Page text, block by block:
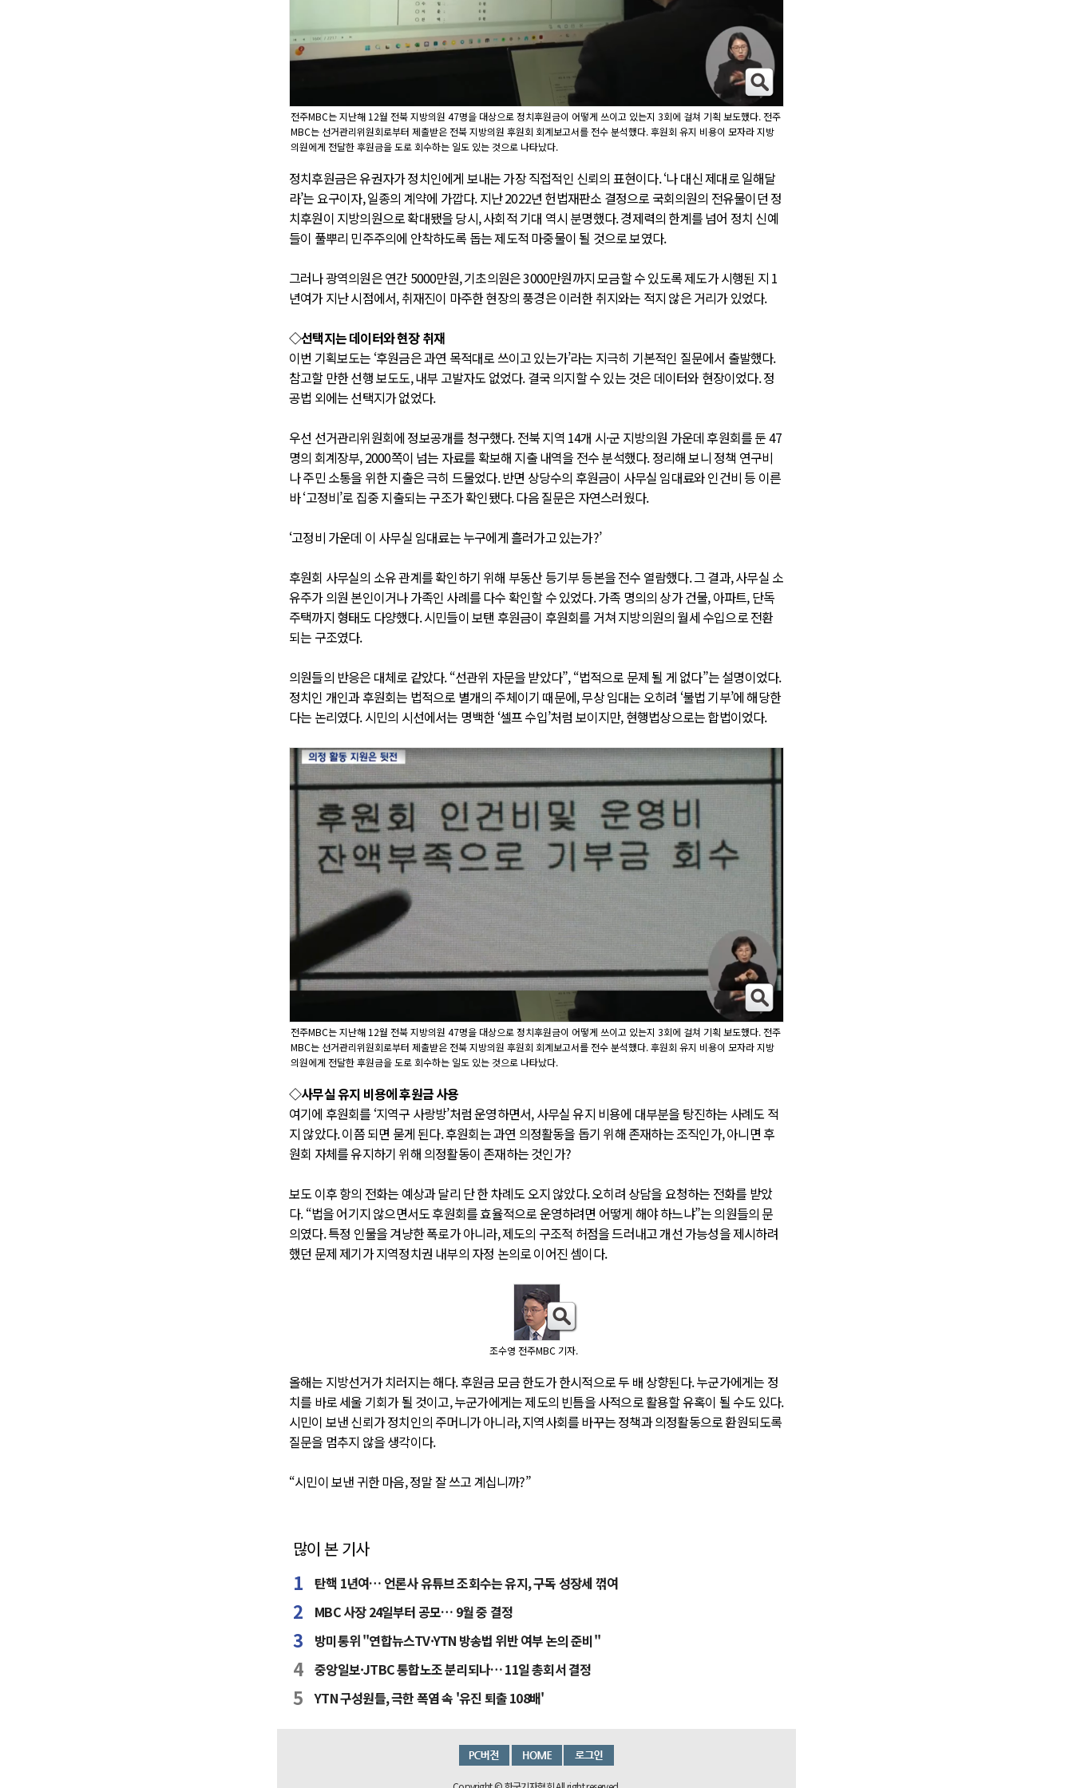
전주MBC는 지난해 12월 전북 지방의원 47명을 대상으로 정치후원금이 어떻게 쓰이고 있는지 3회에 걸쳐 기획 보도했다. 전주
MBC는 선거관리위원회로부터 제출받은 전북 지방의원 후원회 회계보고서를 전수 분석했다. 후원회 유지 비용이 모자라 지방
의원에게 전달한 후원금을 도로 회수하는 일도 있는 것으로 나타났다.
정치후원금은 유권자가 정치인에게 보내는 가장 직접적인 신뢰의 표현이다. ‘나 대신 제대로 일해달
라’는 요구이자, 일종의 계약에 가깝다. 지난 2022년 헌법재판소 결정으로 국회의원의 전유물이던 정
치후원이 지방의원으로 확대됐을 당시, 사회적 기대 역시 분명했다. 경제력의 한계를 넘어 정치 신예
들이 풀뿌리 민주주의에 안착하도록 돕는 제도적 마중물이 될 것으로 보였다.
그러나 광역의원은 연간 5000만원, 기초의원은 3000만원까지 모금할 수 있도록 제도가 시행된 지 1
년여가 지난 시점에서, 취재진이 마주한 현장의 풍경은 이러한 취지와는 적지 않은 거리가 있었다.
◇선택지는 데이터와 현장 취재
이번 기획보도는 ‘후원금은 과연 목적대로 쓰이고 있는가’라는 지극히 기본적인 질문에서 출발했다.
참고할 만한 선행 보도도, 내부 고발자도 없었다. 결국 의지할 수 있는 것은 데이터와 현장이었다. 정
공법 외에는 선택지가 없었다.
우선 선거관리위원회에 정보공개를 청구했다. 전북 지역 14개 시·군 지방의원 가운데 후원회를 둔 47
명의 회계장부, 2000쪽이 넘는 자료를 확보해 지출 내역을 전수 분석했다. 정리해 보니 정책 연구비
나 주민 소통을 위한 지출은 극히 드물었다. 반면 상당수의 후원금이 사무실 임대료와 인건비 등 이른
바 ‘고정비’로 집중 지출되는 구조가 확인됐다. 다음 질문은 자연스러웠다.
‘고정비 가운데 이 사무실 임대료는 누구에게 흘러가고 있는가?’
후원회 사무실의 소유 관계를 확인하기 위해 부동산 등기부 등본을 전수 열람했다. 그 결과, 사무실 소
유주가 의원 본인이거나 가족인 사례를 다수 확인할 수 있었다. 가족 명의의 상가 건물, 아파트, 단독
주택까지 형태도 다양했다. 시민들이 보탠 후원금이 후원회를 거쳐 지방의원의 월세 수입으로 전환
되는 구조였다.
의원들의 반응은 대체로 같았다. “선관위 자문을 받았다”, “법적으로 문제 될 게 없다”는 설명이었다.
정치인 개인과 후원회는 법적으로 별개의 주체이기 때문에, 무상 임대는 오히려 ‘불법 기부’에 해당한
다는 논리였다. 시민의 시선에서는 명백한 ‘셀프 수입’처럼 보이지만, 현행법상으로는 합법이었다.
전주MBC는 지난해 12월 전북 지방의원 47명을 대상으로 정치후원금이 어떻게 쓰이고 있는지 3회에 걸쳐 기획 보도했다. 전주
MBC는 선거관리위원회로부터 제출받은 전북 지방의원 후원회 회계보고서를 전수 분석했다. 후원회 유지 비용이 모자라 지방
의원에게 전달한 후원금을 도로 회수하는 일도 있는 것으로 나타났다.
◇사무실 유지 비용에 후원금 사용
여기에 후원회를 ‘지역구 사랑방’처럼 운영하면서, 사무실 유지 비용에 대부분을 탕진하는 사례도 적
지 않았다. 이쯤 되면 묻게 된다. 후원회는 과연 의정활동을 돕기 위해 존재하는 조직인가, 아니면 후
원회 자체를 유지하기 위해 의정활동이 존재하는 것인가?
보도 이후 항의 전화는 예상과 달리 단 한 차례도 오지 않았다. 오히려 상담을 요청하는 전화를 받았
다. “법을 어기지 않으면서도 후원회를 효율적으로 운영하려면 어떻게 해야 하느냐”는 의원들의 문
의였다. 특정 인물을 겨냥한 폭로가 아니라, 제도의 구조적 허점을 드러내고 개선 가능성을 제시하려
했던 문제 제기가 지역정치권 내부의 자정 논의로 이어진 셈이다.
조수영 전주MBC 기자.
올해는 지방선거가 치러지는 해다. 후원금 모금 한도가 한시적으로 두 배 상향된다. 누군가에게는 정
치를 바로 세울 기회가 될 것이고, 누군가에게는 제도의 빈틈을 사적으로 활용할 유혹이 될 수도 있다.
시민이 보낸 신뢰가 정치인의 주머니가 아니라, 지역사회를 바꾸는 정책과 의정활동으로 환원되도록
질문을 멈추지 않을 생각이다.
“시민이 보낸 귀한 마음, 정말 잘 쓰고 계십니까?”
많이 본 기사
탄핵 1년여… 언론사 유튜브 조회수는 유지, 구독 성장세 꺾여
MBC 사장 24일부터 공모… 9월 중 결정
방미통위 "연합뉴스TV·YTN 방송법 위반 여부 논의 준비"
중앙일보·JTBC 통합노조 분리되나… 11일 총회서 결정
YTN 구성원들, 극한 폭염 속 '유진 퇴출 108배'